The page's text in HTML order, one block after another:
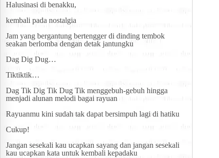
Halusinasi di benakku,
kembali pada nostalgia
Jam yang bergantung bertengger di dinding tembok
seakan berlomba dengan detak jantungku
Dag Dig Dug…
Tiktiktik…
Dag Tik Dig Tik Dug Tik menggebuh-gebuh hingga
menjadi alunan melodi bagai rayuan
Rayuanmu kini sudah tak dapat bersimpuh lagi di hatiku
Cukup!
Jangan sesekali kau ucapkan sayang dan jangan sesekali
kau ucapkan kata untuk kembali kepadaku